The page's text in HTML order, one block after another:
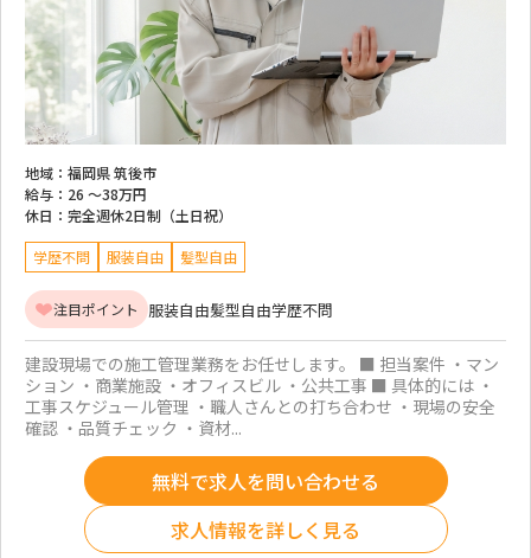
地域： 福岡県 筑後市
給与： 26 ～38万円
休日： 完全週休2日制（土日祝）
学歴不問 服装自由 髪型自由
注目ポイント 服装自由髪型自由学歴不問
建設現場での施工管理業務をお任せします。 ■ 担当案件 ・マン
ション ・商業施設 ・オフィスビル ・公共工事 ■ 具体的には ・
工事スケジュール管理 ・職人さんとの打ち合わせ ・現場の安全
確認 ・品質チェック ・資材...
無料で求人を問い合わせる
求人情報を詳しく見る